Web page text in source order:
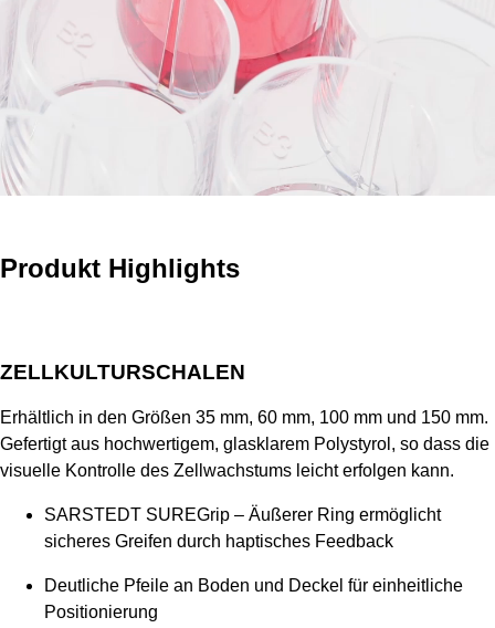
Produkt Highlights
ZELLKULTURSCHALEN
Erhältlich in den Größen 35 mm, 60 mm, 100 mm und 150 mm.
Gefertigt aus hochwertigem, glasklarem Polystyrol, so dass die
visuelle Kontrolle des Zellwachstums leicht erfolgen kann.
SARSTEDT SUREGrip – Äußerer Ring ermöglicht
sicheres Greifen durch haptisches Feedback
Deutliche Pfeile an Boden und Deckel für einheitliche
Positionierung